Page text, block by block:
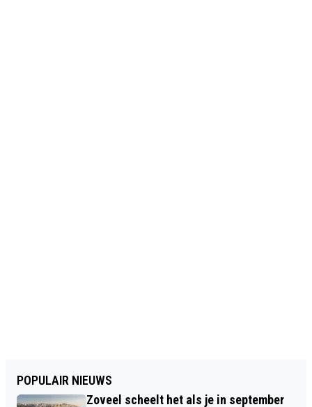
POPULAIR NIEUWS
Zoveel scheelt het als je in september